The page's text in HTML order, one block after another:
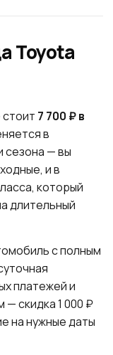
Toyota
7 700 ₽ в
в
сезона — вы
и в
который
длительный
с полным
платежей и
скидка 1 000 ₽
на нужные даты